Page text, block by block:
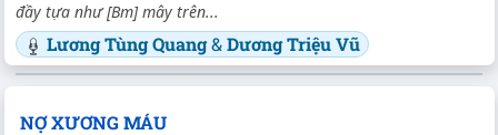
đầy tựa như [Bm] mây trên...
Lương Tùng Quang&Dương Triệu Vũ
NỢ XƯƠNG MÁU